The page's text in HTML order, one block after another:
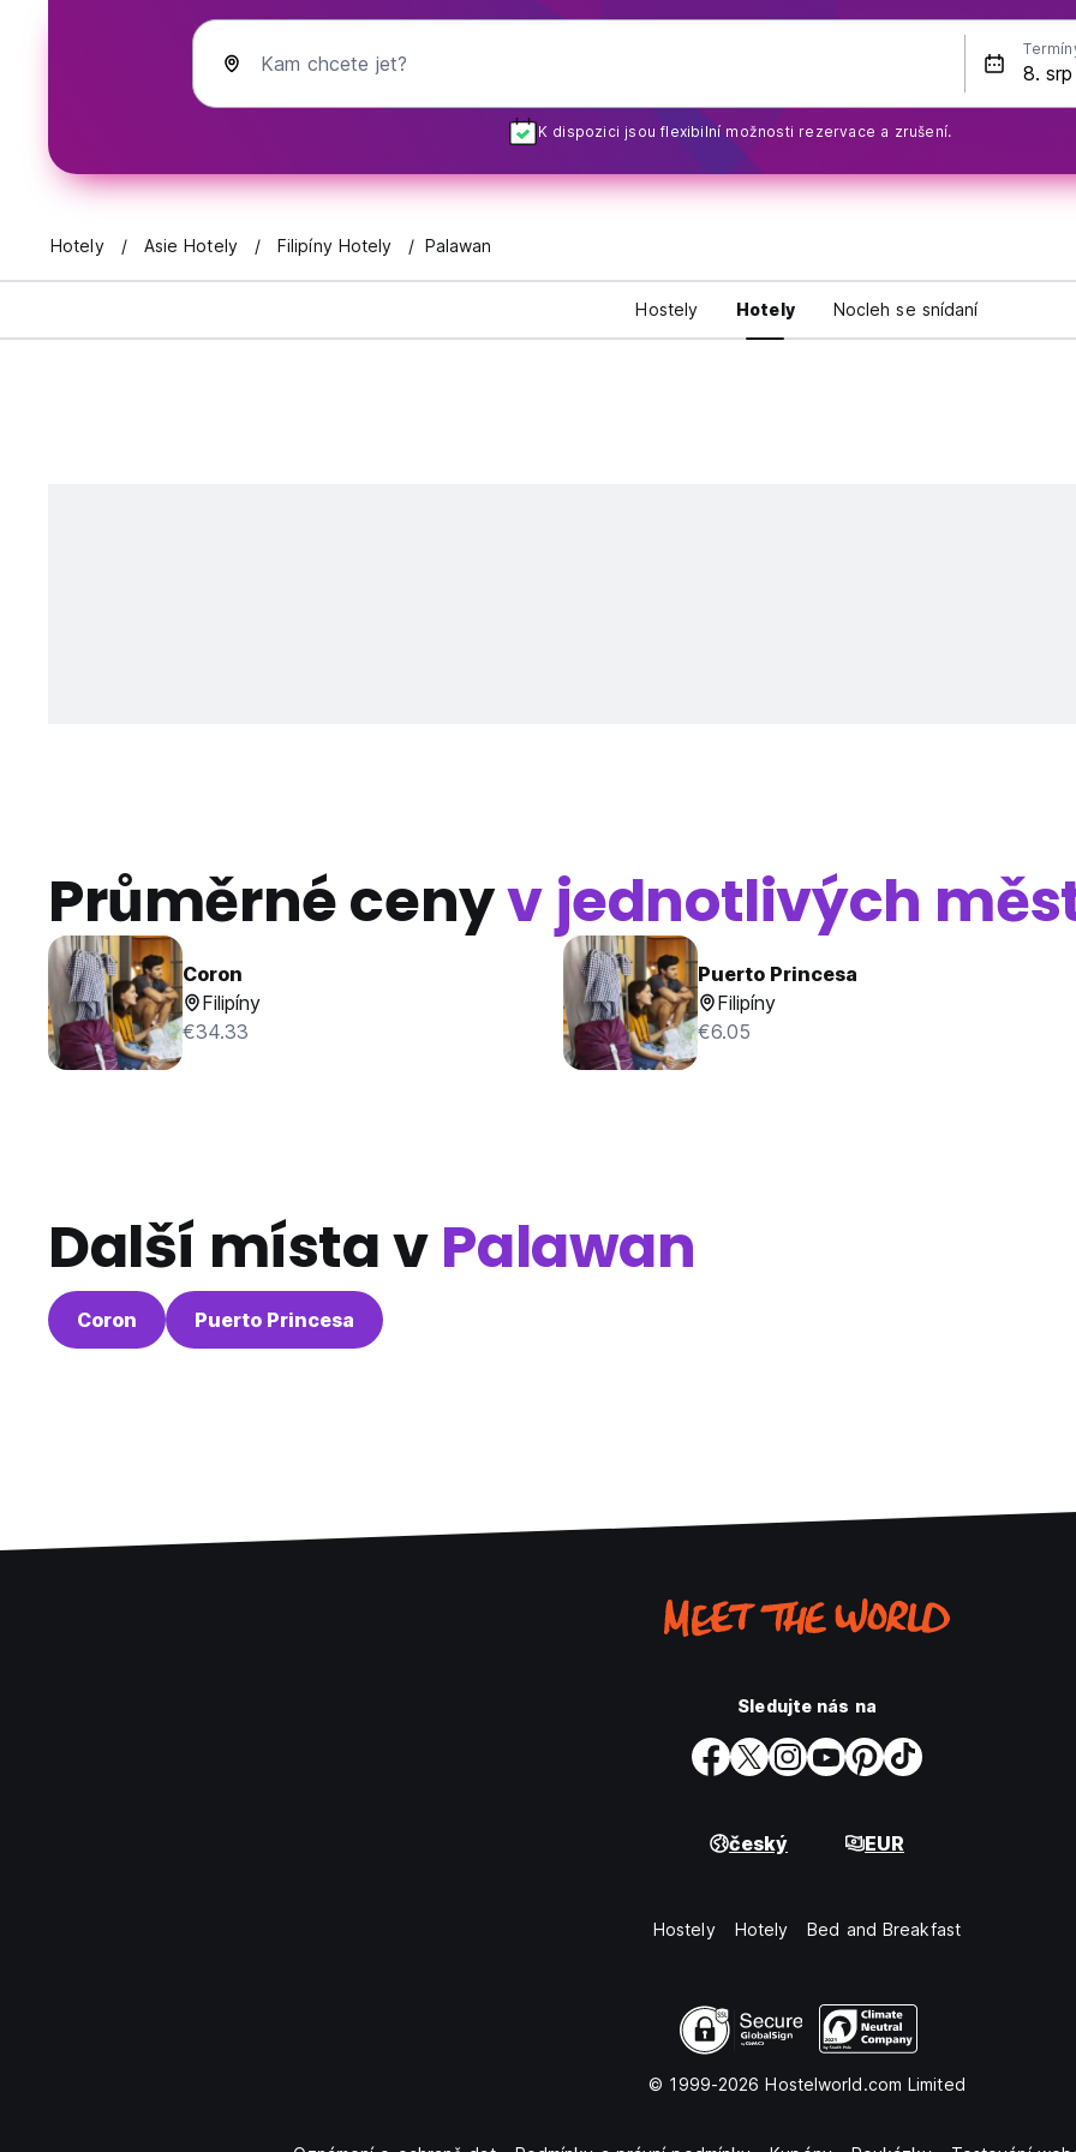
Kam chcete jet?
K dispozici jsou flexibilní možnosti rezervace a zrušení.
Hotely Asie Hotely Filipíny Hotely Palawan
Hostely Hotely Nocleh se snídaní
Průměrné cenyv jednotlivých
Coron
Filipíny
€34.33
Puerto Princesa
Filipíny
€6.05
Další místa vPalawan
Coron Puerto Princesa
Sledujte nás na
český EUR
Hostely Hotely Bed and Breakfast
© 1999-2026 Hostelworld.com Limited